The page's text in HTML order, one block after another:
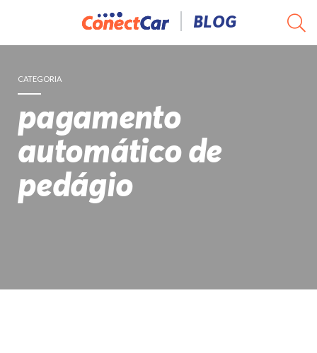
BLOG
CATEGORIA
pagamento
automático de
pedágio